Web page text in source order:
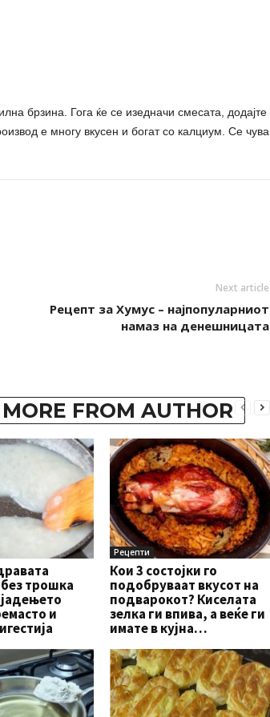
брзина. Гога ќе се изедначи смесата, додајте
е многу вкусен и богат со калциум. Се чува
Next article
Рецепт за Хумус – најпопуларниот
намаз на денешницата
MORE FROM AUTHOR
трошка
и
Рецепти
Кои 3 состојки го
подобруваат вкусот на
подварокот? Киселата
зелка ги впива, а веќе ги
имате в кујна…